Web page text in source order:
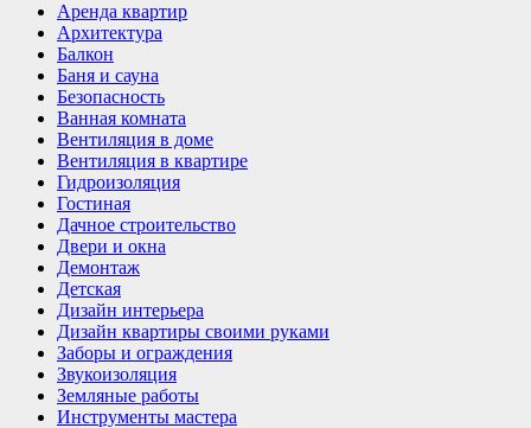
Аренда квартир
Архитектура
Балкон
Баня и сауна
Безопасность
Ванная комната
Вентиляция в доме
Вентиляция в квартире
Гидроизоляция
Гостиная
Дачное строительство
Двери и окна
Демонтаж
Детская
Дизайн интерьера
Дизайн квартиры своими руками
Заборы и ограждения
Звукоизоляция
Земляные работы
Инструменты мастера